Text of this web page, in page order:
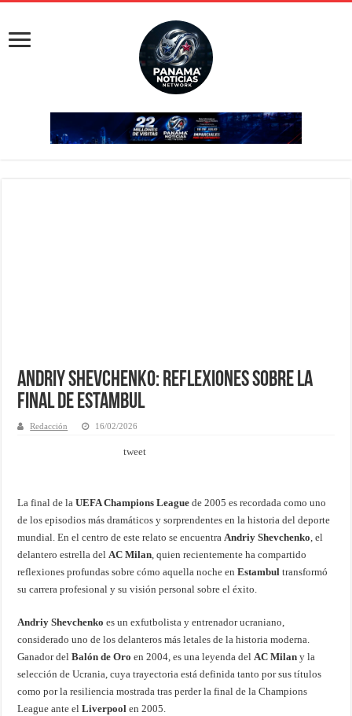
Andriy Shevchenko: Reflexiones sobre la
Final de Estambul
Redacción 16/02/2026
tweet
La final de laUEFA Champions League de 2005 es recordada como uno
de los episodios más dramáticos y sorprendentes en la historia del deporte
mundial. En el centro de este relato se encuentraAndriy Shevchenko, el
delantero estrella delAC Milan, quien recientemente ha compartido
reflexiones profundas sobre cómo aquella noche enEstambul transformó
su carrera profesional y su visión personal sobre el éxito.
Andriy Shevchenko es un exfutbolista y entrenador ucraniano,
considerado uno de los delanteros más letales de la historia moderna.
Ganador delBalón de Oro en 2004, es una leyenda delAC Milan y la
selección de Ucrania, cuya trayectoria está definida tanto por sus títulos
como por la resiliencia mostrada tras perder la final de la Champions
League ante elLiverpool en 2005.